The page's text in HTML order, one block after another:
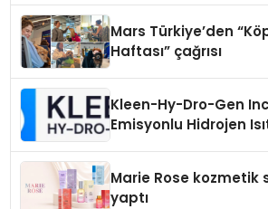
Mars Türkiye’den
Haftası” çağrısı
Kleen-Hy-Dro-Gen
Emisyonlu Hidrojen
Marie Rose kozmetik
yaptı